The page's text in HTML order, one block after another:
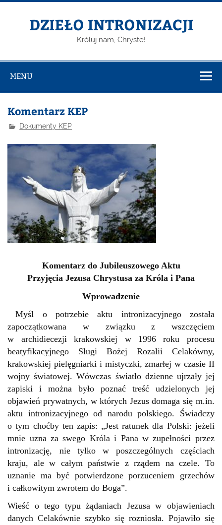
DZIEŁO INTRONIZACJI
Króluj nam, Chryste!
MENU
Komentarz KEP
Dokumenty KEP
Komentarz do Jubileuszowego Aktu
Przyjęcia Jezusa Chrystusa za Króla i Pana
Wprowadzenie
Myśl o potrzebie aktu intronizacyjnego została
zapoczątkowana w związku z wszczęciem
w archidiecezji krakowskiej w 1996 roku procesu
beatyfikacyjnego Sługi Bożej Rozalii Celakówny,
krakowskiej pielęgniarki i mistyczki, zmarłej w czasie II
wojny światowej. Wówczas światło dzienne ujrzały jej
zapiski i można było poznać treść udzielonych jej
objawień prywatnych, w których Jezus domaga się m.in.
aktu intronizacyjnego od narodu polskiego. Świadczy
o tym choćby ten zapis: „Jest ratunek dla Polski: jeżeli
mnie uzna za swego Króla i Pana w zupełności przez
intronizację, nie tylko w poszczególnych częściach
kraju, ale w całym państwie z rządem na czele. To
uznanie ma być potwierdzone porzuceniem grzechów
i całkowitym zwrotem do Boga”.
Wieść o tego typu żądaniach Jezusa w objawieniach
danych Celakównie szybko się rozniosła. Pojawiło się